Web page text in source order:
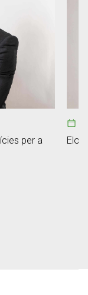
per a
Elon